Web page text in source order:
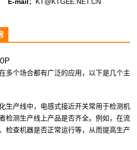
E-mail： KT@KTGEE.NET.CN
多个场合都有广泛的应用，以下是几个主
生产线中，电感式接近开关常用于检测机
检测生产线上产品是否齐全。例如，在流
检查机器是否正常运行等，从而提高生产